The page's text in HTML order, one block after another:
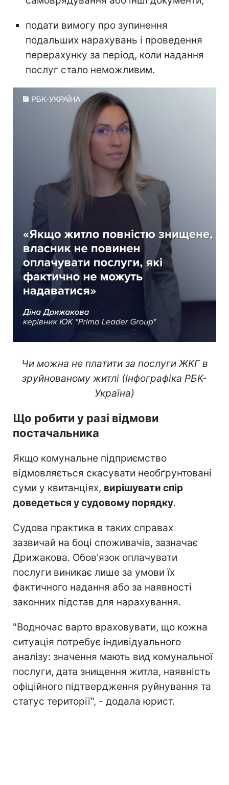
подати вимогу про зупинення
подальших нарахувань і проведення
перерахунку за період, коли надання
послуг стало неможливим.
Чи можна не платити за послуги ЖКГ в
зруйнованому житлі (Інфографіка РБК-
Україна)
Що робити у разі відмови
постачальника
Якщо комунальне підприємство
відмовляється скасувати необґрунтовані
суми у квитанціях, вирішувати спір
доведеться у судовому порядку.
Судова практика в таких справах
зазвичай на боці споживачів, зазначає
Дрижакова. Обов'язок оплачувати
послуги виникає лише за умови їх
фактичного надання або за наявності
законних підстав для нарахування.
"Водночас варто враховувати, що кожна
ситуація потребує індивідуального
аналізу: значення мають вид комунальної
послуги, дата знищення житла, наявність
офіційного підтвердження руйнування та
статус території", - додала юрист.